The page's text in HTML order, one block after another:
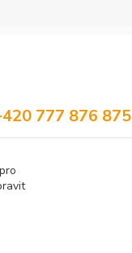
777 876 875